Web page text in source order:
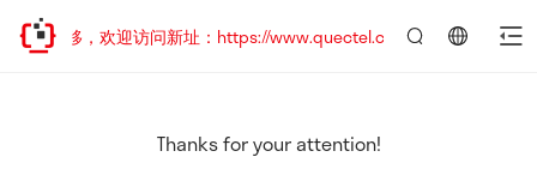
址已迁移，欢迎访问新址：https://www.quectel.com.cn
Thanks for your attention!